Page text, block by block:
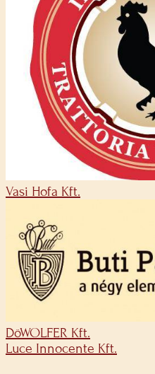
Vasi Hofa Kft.
DöWOLFER Kft.
Luce Innocente Kft.